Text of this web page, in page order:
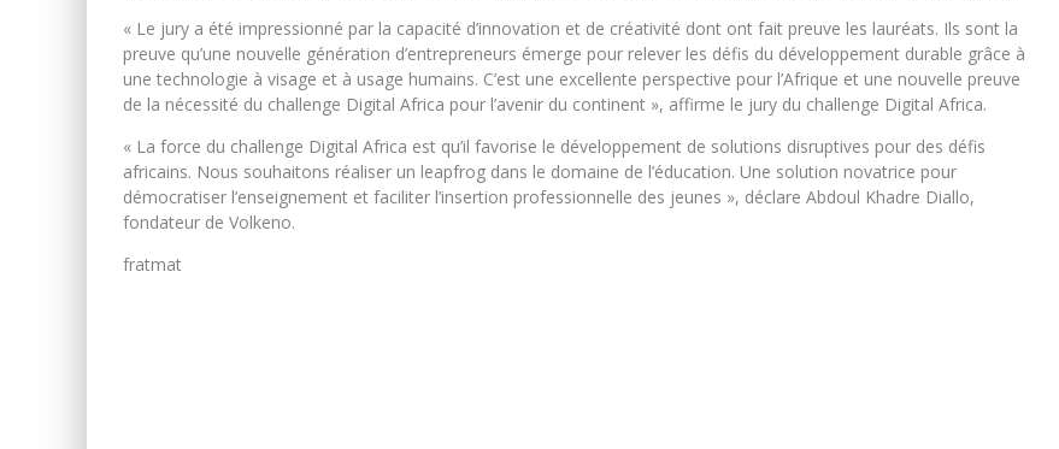
« Le jury a été impressionné par la capacité d’innovation et de créativité dont ont fait preuve les lauréats. Ils sont la
preuve qu’une nouvelle génération d’entrepreneurs émerge pour relever les défis du développement durable grâce à
une technologie à visage et à usage humains. C’est une excellente perspective pour l’Afrique et une nouvelle preuve
de la nécessité du challenge Digital Africa pour l’avenir du continent », affirme le jury du challenge Digital Africa.
« La force du challenge Digital Africa est qu’il favorise le développement de solutions disruptives pour des défis
africains. Nous souhaitons réaliser un leapfrog dans le domaine de l’éducation. Une solution novatrice pour
démocratiser l’enseignement et faciliter l’insertion professionnelle des jeunes », déclare Abdoul Khadre Diallo,
fondateur de Volkeno.
fratmat